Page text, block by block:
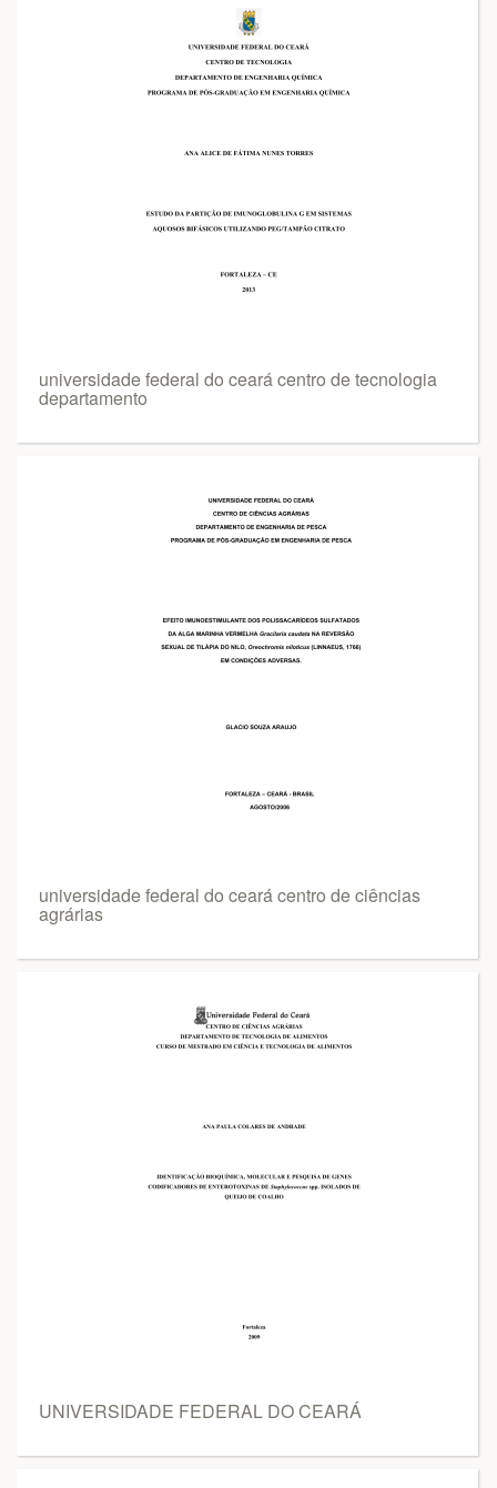
universidade federal do ceará centro de tecnologia
departamento
universidade federal do ceará centro de ciências
agrárias
UNIVERSIDADE FEDERAL DO CEARÁ